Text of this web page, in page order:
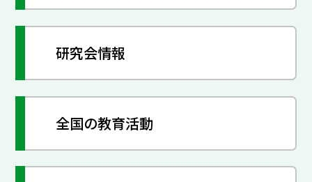
研究会情報
全国の教育活動